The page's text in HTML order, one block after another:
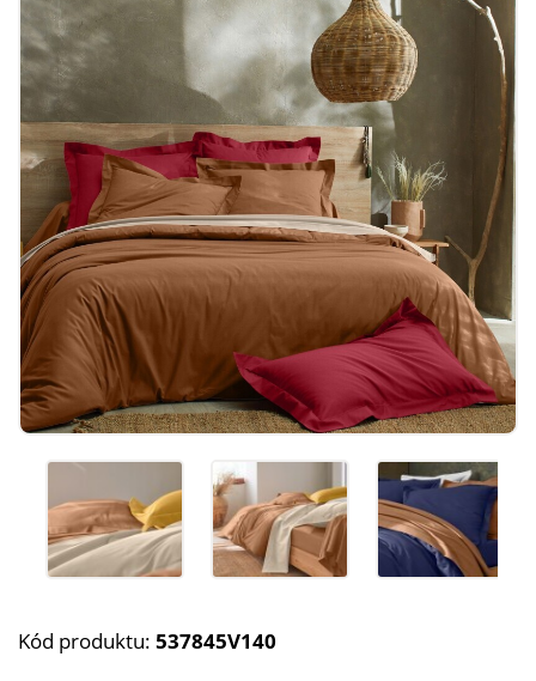
Kód produktu: 537845V140